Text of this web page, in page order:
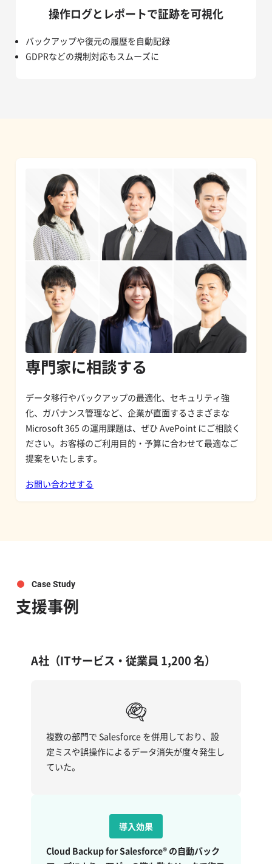
操作ログとレポートで証跡を可視化
バックアップや復元の履歴を自動記録
GDPRなどの規制対応もスムーズに
専門家に相談する
データ移行やバックアップの最適化、セキュリティ強
化、ガバナンス管理など、企業が直面するさまざまな
Microsoft 365 の運用課題は、ぜひ AvePoint にご相談く
ださい。お客様のご利用目的・予算に合わせて最適なご
提案をいたします。
お問い合わせする
Case Study
支援事例
A社（ITサービス・従業員 1,200 名）
複数の部門で Salesforce を併用しており、設
定ミスや誤操作によるデータ消失が度々発生し
ていた。
導入効果
Cloud Backup for Salesforce® の自動バック